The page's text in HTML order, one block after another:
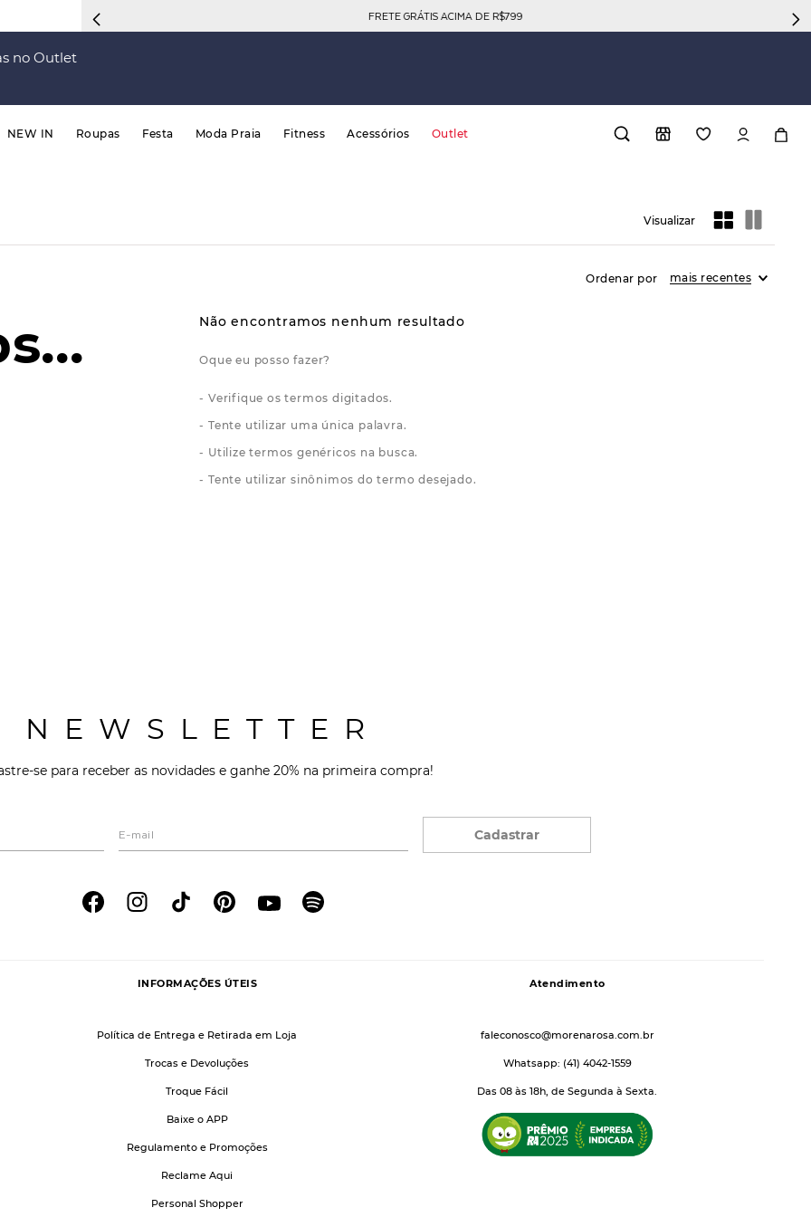
FRETE GRÁTIS ACIMA DE R$799
no Outlet
NEW IN Roupas Festa Moda Praia Fitness Acessórios Outlet
mais recentes
Verifique os termos digitados.
Tente utilizar uma única palavra.
Utilize termos genéricos na busca.
Tente utilizar sinônimos do termo desejado.
NEWSLETTER
se para receber as novidades e ganhe 20% na primeira compra!
Cadastrar
INFORMAÇÕES ÚTEIS
Política de Entrega e Retirada em Loja
Trocas e Devoluções
Troque Fácil
Baixe o APP
Regulamento e Promoções
Reclame Aqui
Personal Shopper
Atendimento
faleconosco@morenarosa.com.br
Whatsapp: (41) 4042-1559
Das 08 às 18h, de Segunda à Sexta.